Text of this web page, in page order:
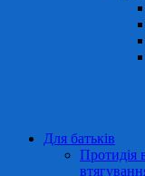
Для батьків
Протидія